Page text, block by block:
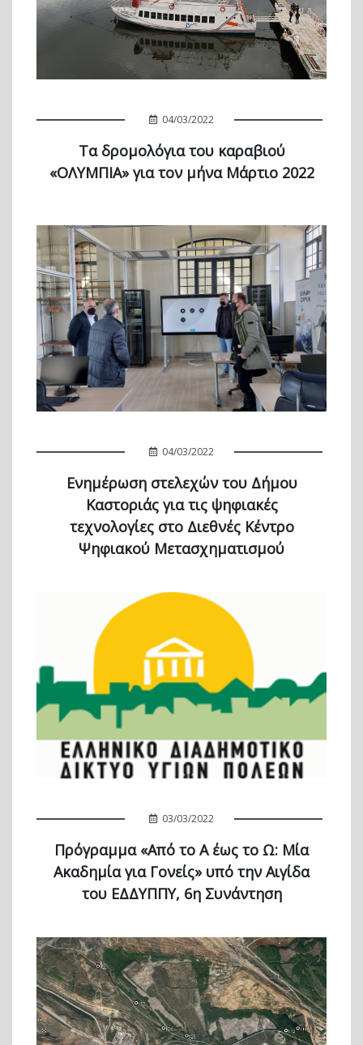
04/03/2022
Τα δρομολόγια του καραβιού
«ΟΛΥΜΠΙΑ» για τον μήνα Μάρτιο 2022
04/03/2022
Ενημέρωση στελεχών του Δήμου
Καστοριάς για τις ψηφιακές
τεχνολογίες στο Διεθνές Κέντρο
Ψηφιακού Μετασχηματισμού
03/03/2022
Πρόγραμμα «Από το Α έως το Ω: Μία
Ακαδημία για Γονείς» υπό την Αιγίδα
του ΕΔΔΥΠΠΥ, 6η Συνάντηση